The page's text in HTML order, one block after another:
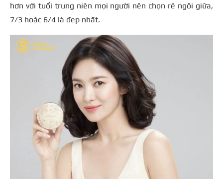
hơn với tuổi trung niên mọi người nên chọn rẽ ngôi giữa,
7/3 hoặc 6/4 là đẹp nhất.